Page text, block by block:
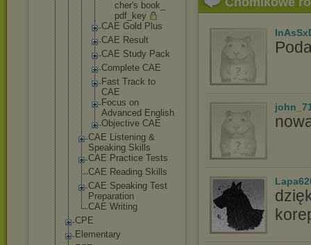
cher's book_
pdf_key
CAE Gold Plus
CAE Result
CAE Study Pack
Complete CAE
Fast Track to
CAE
Focus on
Advanced English
Objective CAE
CAE Listening &
Speaking Skills
CAE Practice Tests
CAE Reading Skills
CAE Speaking Test
Preparation
CAE Writing
CPE
Elementary